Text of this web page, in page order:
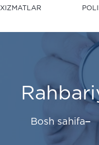
XIZMATLAR
Bosh sahifa